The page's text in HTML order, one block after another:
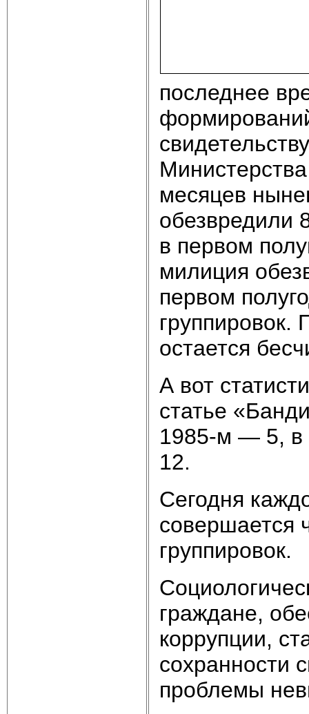
последнее
месяцев
обезвредили
в первом
милиция
первом
группировок.
остается
А вот
статье
1985-м — 5,
12.
Сегодня
совершается
группировок.
граждане,
коррупции,
сохранности
проблемы